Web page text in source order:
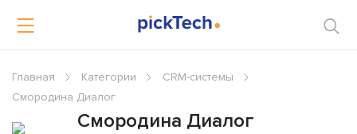
Главная Категории
CRM-системы
Смородина Диалог
Смородина Диалог